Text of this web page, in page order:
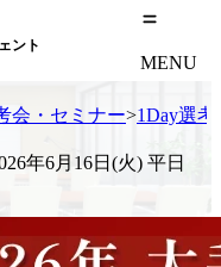
ント
MENU
会・セミナー>1Day選考
年6月16日(火) 平日